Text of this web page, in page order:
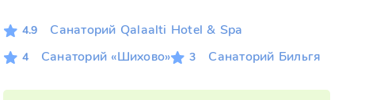
4.9 Санаторий Qalaalti Hotel & Spa
4 Санаторий «Шихово» 3 Санаторий Бильгя